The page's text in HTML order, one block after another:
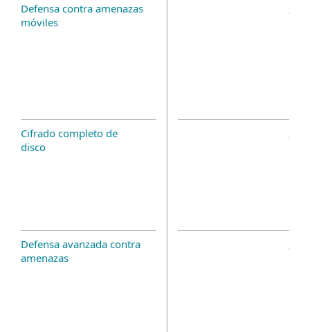
Defensa contra amenazas
móviles
Cifrado completo de
disco
Defensa avanzada contra
amenazas